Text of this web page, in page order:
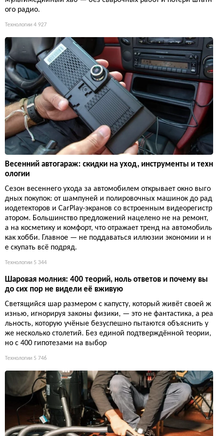
ого радио.
Технологии 4 927
Весенний автогараж: скидки на уход, инструменты и техн
ологии
Сезон весеннего ухода за автомобилем открывает окно выго
дных покупок: от шампуней и полировочных машинок до рад
иодетекторов и CarPlay-экранов со встроенным видеорегистр
атором. Большинство предложений нацелено не на ремонт,
а на косметику и комфорт, что отражает тренд на автомобиль
как хобби. Главное — не поддаваться иллюзии экономии и н
е скупать всё подряд.
Технологии 5 344
Шаровая молния: 400 теорий, ноль ответов и почему вы
до сих пор не видели её вживую
Светящийся шар размером с капусту, который живёт своей ж
изнью, игнорируя законы физики, — это не фантастика, а реа
льность, которую учёные безуспешно пытаются объяснить у
же несколько столетий. Без единой подтверждённой теории,
но с 400 гипотезами на выбор
Технологии 5 746